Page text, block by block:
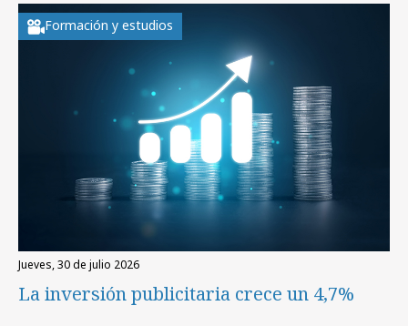
Formación y estudios
jueves, 30 de julio 2026
La inversión publicitaria crece un 4,7%